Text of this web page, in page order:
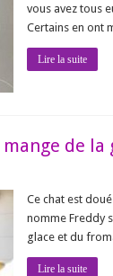
vous avez tous
Certains en ont
Lire la suite
de
Ce chat est
nomme Freddy
glace et du
Lire la suite